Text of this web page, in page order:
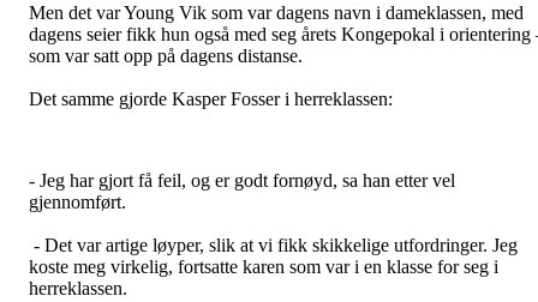
Men det var Young Vik som var dagens navn i dameklassen, med
dagens seier fikk hun også med seg årets Kongepokal i orientering
som var satt opp på dagens distanse.
Det samme gjorde Kasper Fosser i herreklassen:
- Jeg har gjort få feil, og er godt fornøyd, sa han etter vel
gjennomført.
- Det var artige løyper, slik at vi fikk skikkelige utfordringer. Jeg
koste meg virkelig, fortsatte karen som var i en klasse for seg i
herreklassen.